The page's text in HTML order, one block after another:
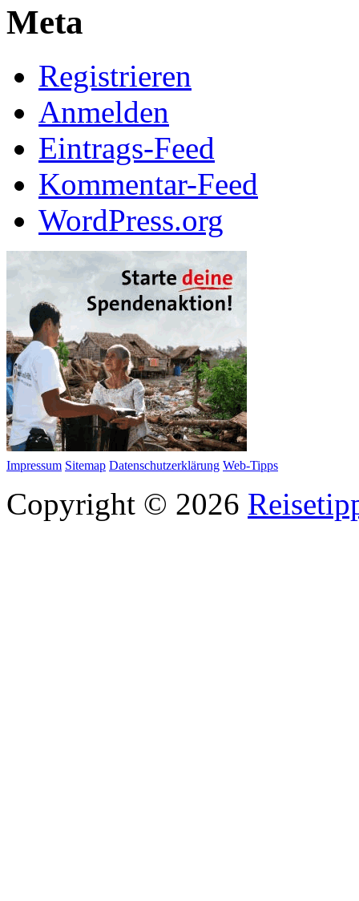
Meta
Registrieren
Anmelden
Eintrags-Feed
Kommentar-Feed
WordPress.org
Impressum Sitemap Datenschutzerklärung Web-Tipps
Copyright © 2026